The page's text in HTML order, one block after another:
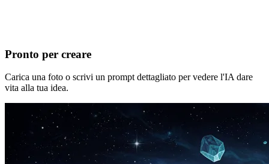
Pronto per creare
Carica una foto o scrivi un prompt dettagliato per vedere l'IA dare
vita alla tua idea.